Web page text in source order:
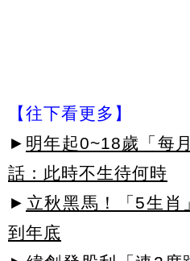
【往下看更多】
► 明年起0~18歲「每
話：此時不生待何時
► 立秋黑馬！「5生肖
到年底